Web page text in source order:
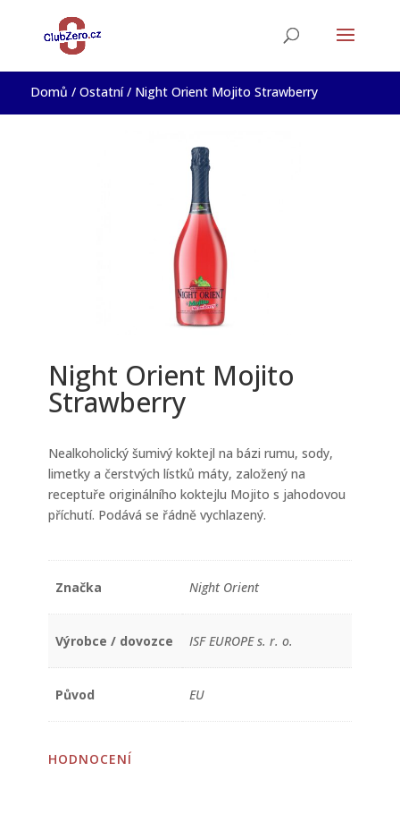
Domů / Ostatní/ Night Orient Mojito Strawberry
Night Orient Mojito
Strawberry
Nealkoholický šumivý koktejl na bázi rumu, sody,
limetky a čerstvých lístků máty, založený na
receptuře originálního koktejlu Mojito s jahodovou
příchutí. Podává se řádně vychlazený.
Značka Night Orient
Výrobce / dovozce ISF EUROPE s. r. o.
Původ EU
HODNOCENÍ